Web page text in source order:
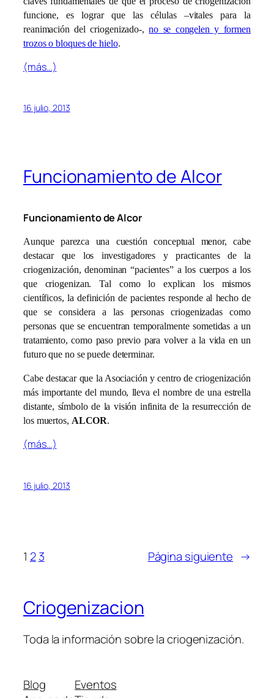
funcione, es lograr que las células –vitales para la
reanimación del criogenizado-,no se congelen y formen
trozos o bloques de hielo.
(más…)
16 julio, 2013
Funcionamiento de Alcor
Funcionamiento de Alcor
Aunque parezca una cuestión conceptual menor, cabe
destacar que los investigadores y practicantes de la
criogenización, denominan “pacientes” a los cuerpos a los
que criogenizan. Tal como lo explican los mismos
científicos, la definición de pacientes responde al hecho de
que se considera a las personas criogenizadas como
personas que se encuentran temporalmente sometidas a un
tratamiento, como paso previo para volver a la vida en un
futuro que no se puede determinar.
Cabe destacar que la Asociación y centro de criogenización
más importante del mundo, lleva el nombre de una estrella
distante, símbolo de la visión infinita de la resurrección de
los muertos, ALCOR.
(más…)
16 julio, 2013
1 2 3 Página siguiente →
Criogenizacion
Toda la información sobre la criogenización.
Blog
Eventos